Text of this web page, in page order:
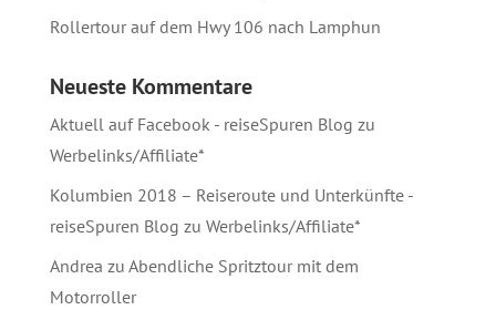
Rollertour auf dem Hwy 106 nach Lamphun
Neueste Kommentare
Aktuell auf Facebook - reiseSpuren Blog zu
Werbelinks/Affiliate*
Kolumbien 2018 – Reiseroute und Unterkünfte -
reiseSpuren Blog zu Werbelinks/Affiliate*
Andrea zu Abendliche Spritztour mit dem
Motorroller